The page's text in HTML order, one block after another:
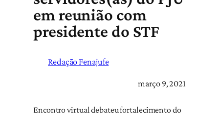
em reunião com
presidente do STF
Redação Fenajufe
março 9, 2021
Encontro virtual debateu fortalecimento do